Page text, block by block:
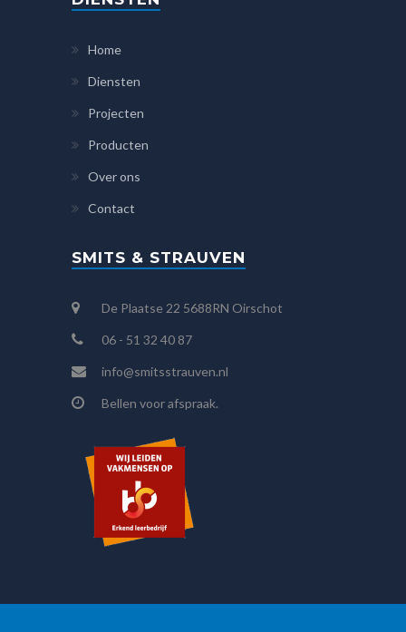
Home
Diensten
Projecten
Producten
Over ons
Contact
SMITS & STRAUVEN
De Plaatse 22 5688RN Oirschot
06 - 51 32 40 87
info@smitsstrauven.nl
Bellen voor afspraak.